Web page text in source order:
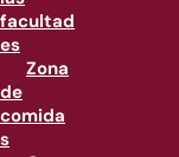
facultad
es
Zona
de
comida
s